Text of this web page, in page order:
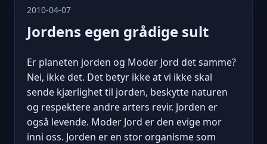
2010-04-07
Jordens egen grådige sult
Er planeten jorden og Moder Jord det samme?
Nei, ikke det. Det betyr ikke at vi ikke skal
sende kjærlighet til jorden, beskytte naturen
og respektere andre arters revir. Jorden er
også levende. Moder Jord er den evige mor
inni oss. Jorden er en stor organisme som